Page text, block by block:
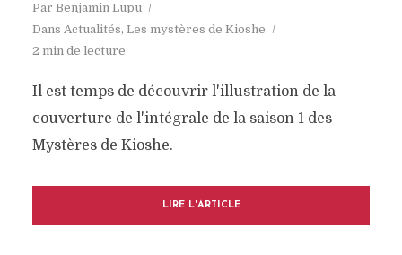
Par Benjamin Lupu
Dans Actualités, Les mystères de Kioshe
2 min de lecture
Il est temps de découvrir l'illustration de la
couverture de l'intégrale de la saison 1 des
Mystères de Kioshe.
LIRE L'ARTICLE